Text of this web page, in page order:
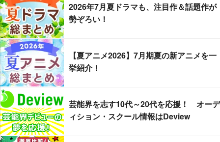
2026年7月夏ドラマも、注目作＆話題作が
勢ぞろい！
【夏アニメ2026】7月期夏の新アニメを一
挙紹介！
芸能界を志す10代～20代を応援！ オーデ
ィション・スクール情報はDeview